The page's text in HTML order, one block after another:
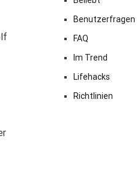
Benutzerfragen
FAQ
Im Trend
Lifehacks
Richtlinien